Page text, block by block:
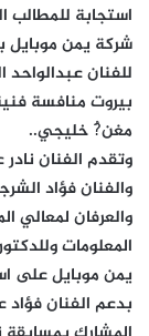
استجابة للمطالب
للفنان
بيروت منافسة
مغن?ُ خليجي..
وتقدم الفنان
والفنان فؤاد
والعرفان لمعالي
المعلومات
يمن موبايل على
بدعم الفنان